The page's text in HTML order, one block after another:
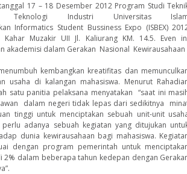
17 – 18 Desember 2012 Program Studi
Teknologi Industri Universitas
Informatics Student Bussiness Expo (ISBEX)
Muzakir UII Jl. Kaliurang KM. 14.5. Even
akademisi dalam Gerakan Nasional Kewirausahaan
kembangkan kreatifitas dan
usaha di kalangan mahasiswa. Menurut
satu panitia pelaksana menyatakan “saat ini
dalam negeri tidak lepas dari sedikitnya
tinggi untuk menciptakan sebuah unit-unit
adanya sebuah kegiatan yang ditujukan
dunia kewirausahaan bagi mahasiswa.
dengan program pemerintah untuk
dalam beberapa tahun kedepan dengan